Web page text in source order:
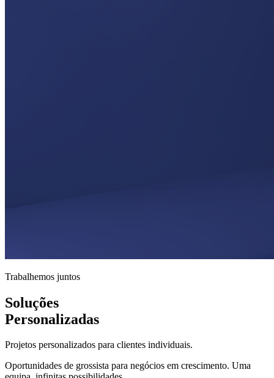
Trabalhemos juntos
Soluções
Personalizadas
Projetos personalizados para clientes individuais.
Oportunidades de grossista para negócios em crescimento. Uma